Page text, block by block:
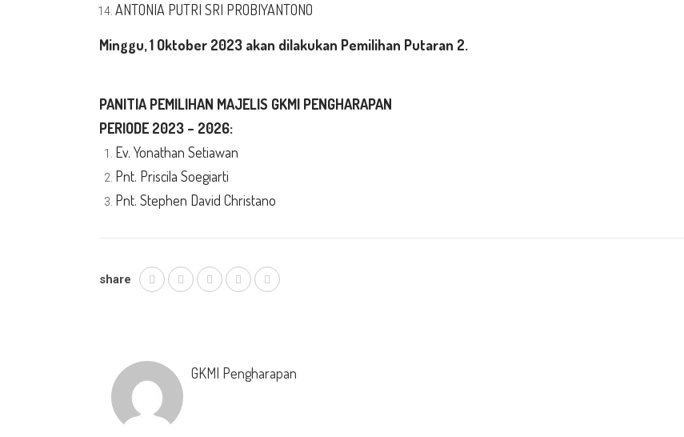
ANTONIA PUTRI SRI PROBIYANTONO
Minggu, 1 Oktober 2023 akan dilakukan Pemilihan Putaran 2.
PANITIA PEMILIHAN MAJELIS GKMI PENGHARAPAN
PERIODE 2023 – 2026:
Ev. Yonathan Setiawan
Pnt. Priscila Soegiarti
Pnt. Stephen David Christano
share
GKMI Pengharapan